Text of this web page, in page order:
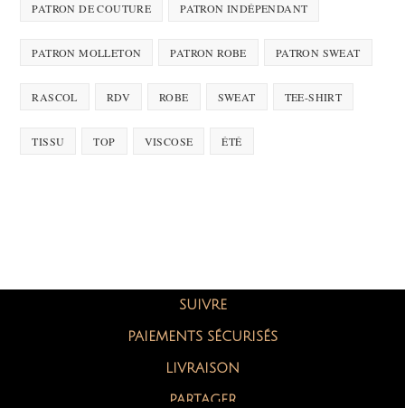
PATRON DE COUTURE PATRON INDÉPENDANT
PATRON MOLLETON PATRON ROBE PATRON SWEAT
RASCOL RDV ROBE SWEAT TEE-SHIRT
TISSU TOP VISCOSE ÉTÉ
SUIVRE
PAIEMENTS SÉCURISÉS
LIVRAISON
PARTAGER